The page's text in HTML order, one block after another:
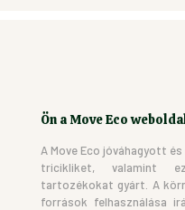
Ön a Move Eco
A Move Eco jóváhagyott
tricikliket, valamint
tartozékokat gyárt. A
források felhasználása